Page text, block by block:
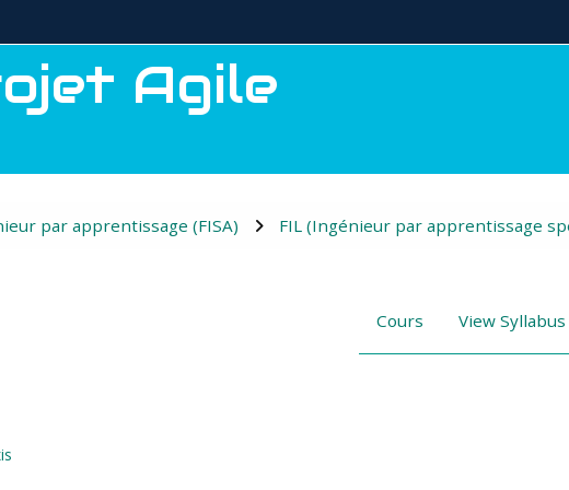
Agile
par apprentissage (FISA) FIL (Ingénieur par apprentissage
Cours View Syllabus